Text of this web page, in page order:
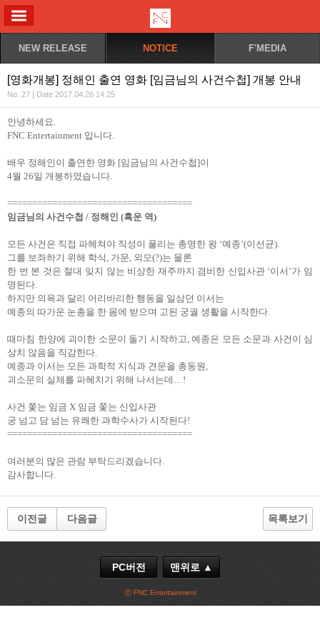
NEW RELEASE NOTICE F'MEDIA
[영화개봉] 정해인 출연 영화 [임금님의 사건수첩] 개봉 안내
No. 27 | Date 2017.04.26 14:25
안녕하세요.
FNC Entertainment 입니다.
배우 정해인이 출연한 영화 [임금님의 사건수첩]이
4월 26일 개봉하였습니다.
=====================================
임금님의 사건수첩 / 정해인 (흑운 역)
모든 사건은 직접 파헤쳐야 직성이 풀리는 총명한 왕 ‘예종’(이선균).
그를 보좌하기 위해 학식, 가문, 외모(?)는 물론
한 번 본 것은 절대 잊지 않는 비상한 재주까지 겸비한 신입사관 ‘이서’가 임
명된다.
하지만 의욕과 달리 어리바리한 행동을 일삼던 이서는
예종의 따가운 눈총을 한 몸에 받으며 고된 궁궐 생활을 시작한다.
때마침 한양에 괴이한 소문이 돌기 시작하고, 예종은 모든 소문과 사건이 심
상치 않음을 직감한다.
예종과 이서는 모든 과학적 지식과 견문을 총동원,
괴소문의 실체를 파헤치기 위해 나서는데…!
사건 쫓는 임금 X 임금 쫓는 신입사관
궁 넘고 담 넘는 유쾌한 과학수사가 시작된다!
=====================================
여러분의 많은 관람 부탁드리겠습니다.
감사합니다.
이전글 다음글 목록보기
PC버전 맨위로 ▲
ⓒ FNC Entertainment